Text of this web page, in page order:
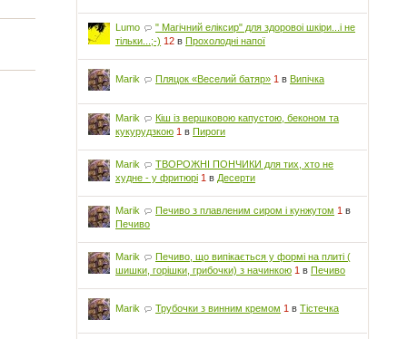
Lumo
" Магічний еліксир" для здоровоі шкіри...і не
тільки...;-) 12 вПрохолодні напої
Marik Пляцок «Веселий батяр» 1 вВипічка
Marik
Кіш із вершковою капустою, беконом та
кукурудзкою 1 вПироги
Marik
ТВОРОЖНІ ПОНЧИКИ для тих, хто не
худне - у фритюрі 1 в Десерти
Marik Печиво з плавленим сиром і кунжутом 1 в
Печиво
Marik
Печиво, що випікається у формі на плиті (
шишки, горішки, грибочки) з начинкою 1 вПечиво
Marik Трубочки з винним кремом 1 вТістечка